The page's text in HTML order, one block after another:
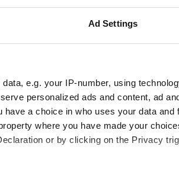
Ad Settings
e.g. your IP-number, using
personalized ads and content, ad
a choice in who uses your data and
where you have made your
or by clicking on the Privacy